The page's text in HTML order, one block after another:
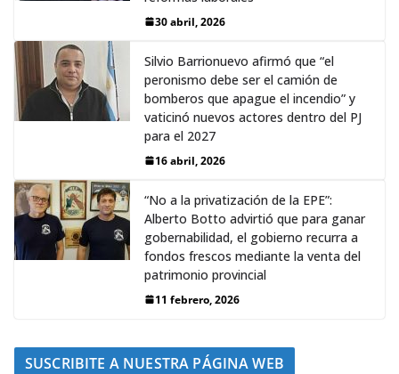
30 abril, 2026
Silvio Barrionuevo afirmó que “el
peronismo debe ser el camión de
bomberos que apague el incendio” y
vaticinó nuevos actores dentro del PJ
para el 2027
16 abril, 2026
“No a la privatización de la EPE”:
Alberto Botto advirtió que para ganar
gobernabilidad, el gobierno recurra a
fondos frescos mediante la venta del
patrimonio provincial
11 febrero, 2026
SUSCRIBITE A NUESTRA PÁGINA WEB